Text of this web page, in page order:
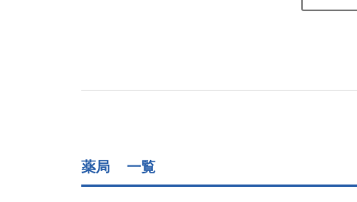
薬局 一覧